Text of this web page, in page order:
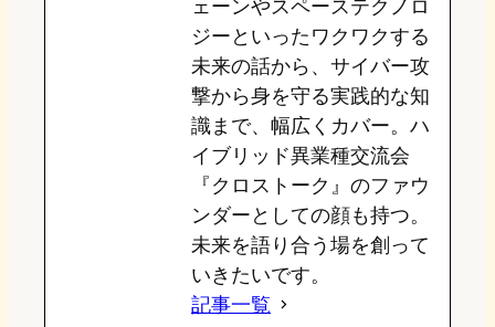
ェーンやスペーステクノロ
ジーといったワクワクする
未来の話から、サイバー攻
撃から身を守る実践的な知
識まで、幅広くカバー。ハ
イブリッド異業種交流会
『クロストーク』のファウ
ンダーとしての顔も持つ。
未来を語り合う場を創って
いきたいです。
記事一覧